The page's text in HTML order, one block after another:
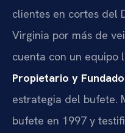
clientes en cortes del
Virginia por más de
cuenta con un equipo
Propietario y
estrategia del bufete.
bufete en 1997 y